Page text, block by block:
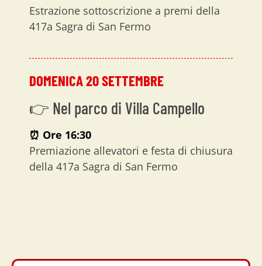
Estrazione sottoscrizione a premi della
417a Sagra di San Fermo
DOMENICA 20 SETTEMBRE
👉 Nel parco di Villa Campello
⏰ Ore 16:30
Premiazione allevatori e festa di chiusura
della 417a Sagra di San Fermo